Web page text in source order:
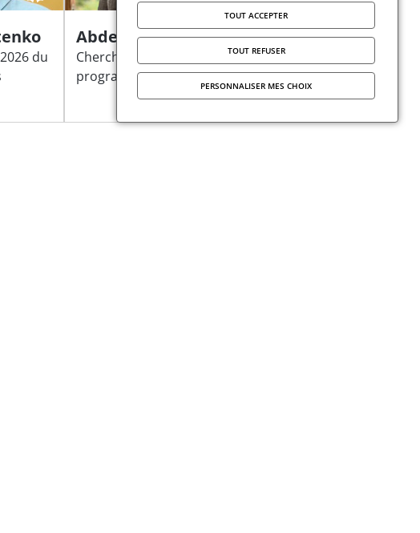
du
Abdelmajid Azouine
Chercheur invité 2026 du
programme DEA
TOUT ACCEPTER
TOUT REFUSER
PERSONNALISER MES CHOIX